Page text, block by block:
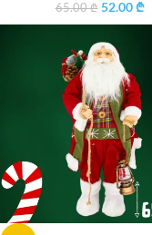
65.00₾ 52.00₾